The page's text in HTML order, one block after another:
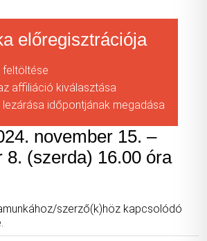
előregisztrációja
feltöltése
affiliáció kiválasztása
lezárása időpontjának megadása
november 15. –
8. (szerda) 16.00 óra
szerző(k)höz kapcsolódó